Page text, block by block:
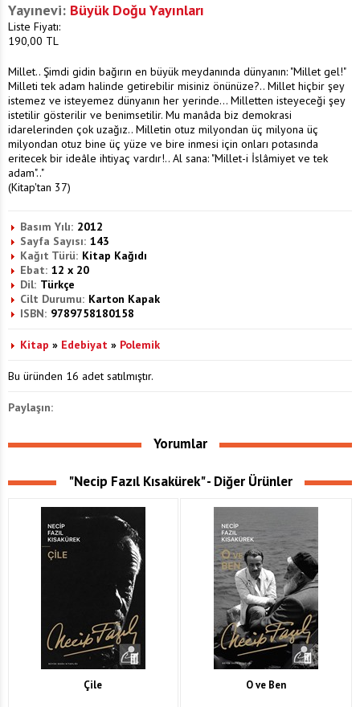
Yayınevi: Büyük Doğu Yayınları
Liste Fiyatı:
190,00 TL
Millet.. Şimdi gidin bağırın en büyük meydanında dünyanın: "Millet gel!"
Milleti tek adam halinde getirebilir misiniz önünüze?.. Millet hiçbir şey
istemez ve isteyemez dünyanın her yerinde... Milletten isteyeceği şey
istetilir gösterilir ve benimsetilir. Mu manâda biz demokrasi
idarelerinden çok uzağız.. Milletin otuz milyondan üç milyona üç
milyondan otuz bine üç yüze ve bire inmesi için onları potasında
eritecek bir ideâle ihtiyaç vardır!.. Al sana: "Millet-i İslâmiyet ve tek
adam".."
(Kitap'tan 37)
Basım Yılı: 2012
Sayfa Sayısı: 143
Kağıt Türü: Kitap Kağıdı
Ebat: 12 x 20
Dil: Türkçe
Cilt Durumu: Karton Kapak
ISBN: 9789758180158
Kitap » Edebiyat » Polemik
Bu üründen 16 adet satılmıştır.
Paylaşın:
Yorumlar
"Necip Fazıl Kısakürek" - Diğer Ürünler
Çile O ve Ben